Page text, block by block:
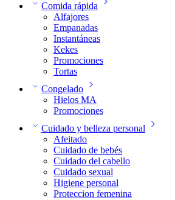
Comida rápida
Alfajores
Empanadas
Instantáneas
Kekes
Promociones
Tortas
Congelado
Hielos MA
Promociones
Cuidado y belleza personal
Afeitado
Cuidado de bebés
Cuidado del cabello
Cuidado sexual
Higiene personal
Proteccion femenina
Todo cóctel se entrega en
y su sorbete sellado.
Punto importante:
Basado en 0
General
0%
0%
0%
0%
Sé el primero en opinar
Tu dirección de correo